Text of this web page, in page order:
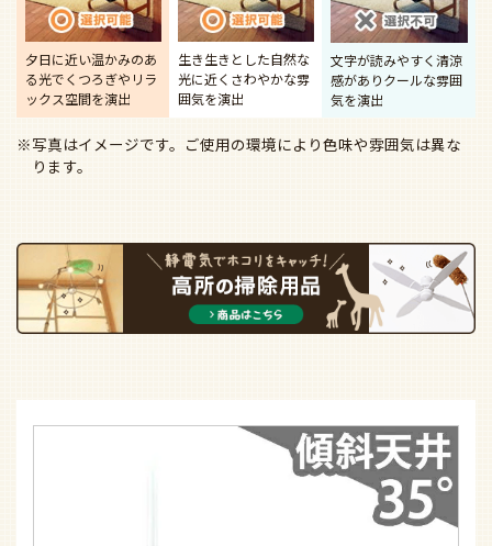
夕日に近い温かみのあ
る光でくつろぎやリラ
ックス空間を演出
生き生きとした自然な
光に近く さわやかな雰
囲気を演出
文字が読みやすく清涼
感がありクールな雰囲
気を演出
※写真はイメージです。ご使用の環境により色味や雰囲気は異な
ります。